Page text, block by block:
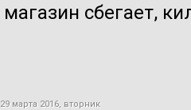
магазин сбегает,
29 марта 2016, вторник